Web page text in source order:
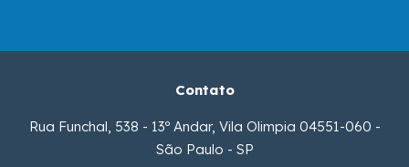
Contato
Rua Funchal, 538 - 13º Andar, Vila Olimpia 04551-060 -
São Paulo - SP